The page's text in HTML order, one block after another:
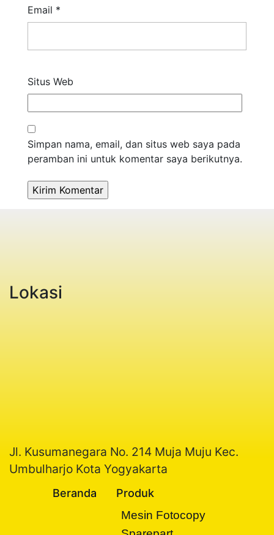
Email *
Situs Web
Simpan nama, email, dan situs web saya pada
peramban ini untuk komentar saya berikutnya.
Lokasi
Jl. Kusumanegara No. 214 Muja Muju Kec.
Umbulharjo Kota Yogyakarta
Beranda
Produk
Mesin Fotocopy